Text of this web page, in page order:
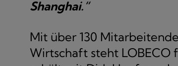
Shanghai.“
Mit über 130
Wirtschaft steht